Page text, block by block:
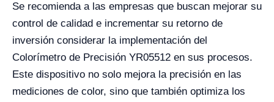
Se recomienda a las empresas que buscan mejorar su
control de calidad e incrementar su retorno de
inversión considerar la implementación del
Colorímetro de Precisión YR05512 en sus procesos.
Este dispositivo no solo mejora la precisión en las
mediciones de color, sino que también optimiza los